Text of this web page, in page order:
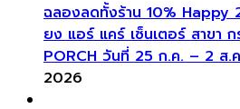
ฉลองลดทั้งร้าน 10%
ยง แอร์ แคร์ เซ็นเตอร์ สาขา
PORCH วันที่ 25 ก.ค. – 2 ส.
2026